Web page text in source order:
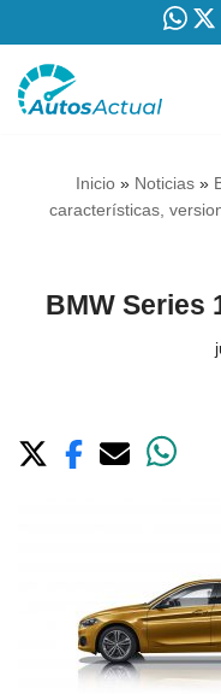
Saltar
Inicio» Noticias»
características,
BMW Series